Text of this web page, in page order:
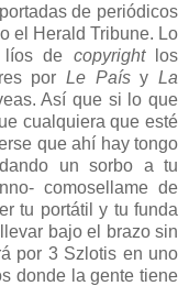
de periódicos
el Herald Tribune. Lo
líos de copyrightlos
por Le PaísyLa
Así que si lo que
cualquiera que esté
que ahí hay tongo
un sorbo a tu
comosellame de
tu portátil y tu funda
bajo el brazo sin
por 3 Szlotis en uno
donde la gente tiene